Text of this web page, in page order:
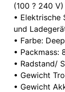
(100 ? 240 V)
• Elektrische
und
• Farbe:
• Packmass:
• Radstand/
• Gewicht
• Gewicht